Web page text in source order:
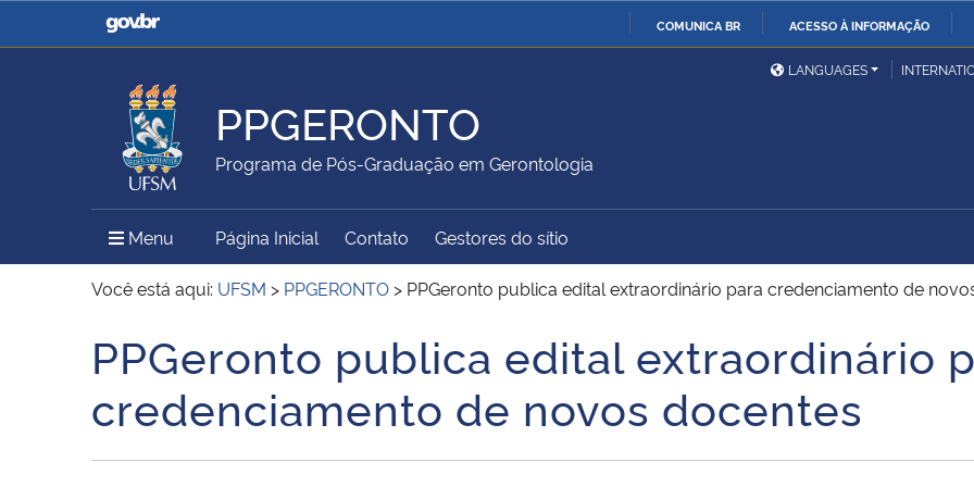
COMUNICA BR ACESSO À INFORMAÇÃO
Casa Civil
Ministério da Justiça e
Ministério da Defesa
Ministério das Relações
Exteriores
Ministério da Agricultura,
Pecuária e Abastecimento
Ministério da Educação
Ministério do Meio Ambiente Ministério do Turismo
Ministério do
Desenvolvimento Regional
Secretaria de Governo
Gabinete de Segurança
Institucional
Advocacia-Geral da União Banco Central do Brasil
LANGUAGES
PPGERONTO
Programa de Pós-Graduação em Gerontologia
Menu Menu Principal do Sítio
Página Inicial Contato Gestores do sítio
Você está aqui: UFSM > PPGERONTO > PPGeronto publica edital extraordinário para credenciamento de
Início do conteúdo
PPGeronto publica edital extraordinário
credenciamento de novos docentes